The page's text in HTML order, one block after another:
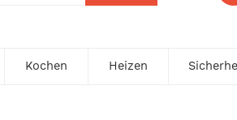
Kochen Heizen